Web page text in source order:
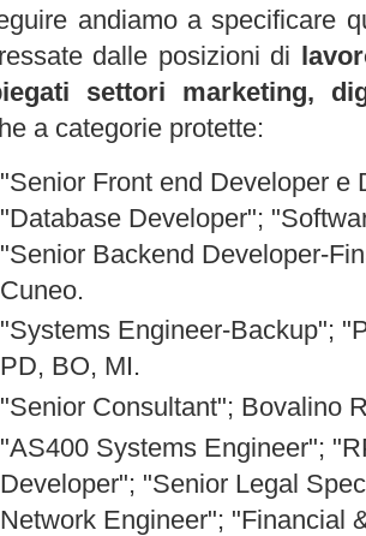
andiamo a specificare
dalle posizioni di
settori marketing,
a categorie protette:
"Senior Front end Developer e
"Database Developer";
"Senior Backend Developer-
Cuneo.
"Systems Engineer-Backup";
PD, BO, MI.
"Senior Consultant"; Bovalino
"AS400 Systems Engineer";
Developer"; "Senior Legal
Network Engineer"; "Financial